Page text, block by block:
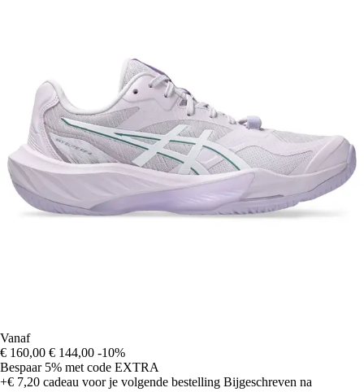
Vanaf
€ 160,00 € 144,00 -10%
Bespaar 5% met code EXTRA
+€ 7,20 cadeau voor je volgende bestelling Bijgeschreven na